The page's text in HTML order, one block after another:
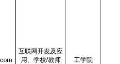
互联网开发及应
用、学校/教师
工学院